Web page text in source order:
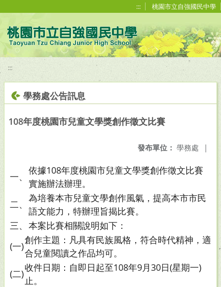
::: 桃園市立自強國民中學
:::
學務處公告訊息
108年度桃園市兒童文學獎創作徵文比賽
發布單位： 學務處 |
一、
依據108年度桃園市兒童文學獎創作徵文比賽
實施辦法辦理。
二、
為培養本市兒童文學創作風氣，提高本市市民
語文能力，特辦理旨揭比賽。
三、 本案比賽相關說明如下：
(一)
創作主題：凡具有民族風格，符合時代精神，適
合兒童閱讀之作品均可。
(二)
收件日期：自即日起至108年9月30日(星期一)
止。